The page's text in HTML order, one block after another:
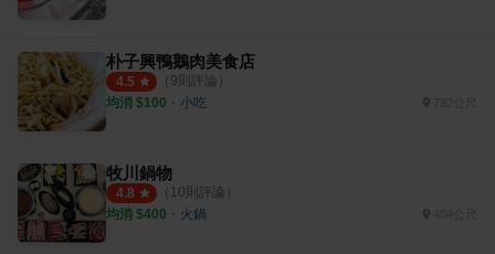
朴子興鴨鵝肉美食店
4.5 （ 9則評論）
均消 $100 ・ 小吃
牧川鍋物
4.8 （ 10則評論）
均消 $400 ・ 火鍋 404公尺